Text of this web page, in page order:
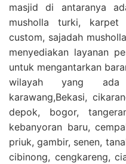
masjid di antaranya
musholla turki,
custom, sajadah
menyediakan layanan
untuk mengantarkan
wilayah yang
karawang,Bekasi,
depok, bogor,
kebanyoran baru,
priuk, gambir, senen,
cibinong, cengkareng,